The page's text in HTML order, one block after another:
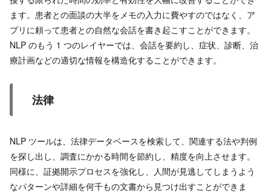
ます。患者との面談の大半をメモの入力に費やすのではなく、ア
プリに頼って患者との自然な会話を書き起こすことができます。
NLP のもう 1 つのレイヤーでは、会話を要約し、症状、診断、治
療計画などの適切な情報を構造化することができます。
法律
NLP ツールは、法律データベースを検索して、関連する法や判例
を探し出し、調査にかかる時間を節約し、精度を向上させます。
同様に、証拠開示プロセスを強化し、人間が見逃してしまうよう
なパターンや詳細を何千もの文書から見つけ出すことができま